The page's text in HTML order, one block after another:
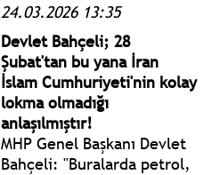
Bloomberg'ün İran’dan
Türkiye’ye gaz kesildiği
yönündeki haberi üzerine
açıklama yaptı.
24.03.2026 13:35
Devlet Bahçeli; 28
Şubat'tan bu yana İran
İslam Cumhuriyeti'nin kolay
lokma olmadığı
anlaşılmıştır!
MHP Genel Başkanı Devlet
Bahçeli: "Buralarda petrol,